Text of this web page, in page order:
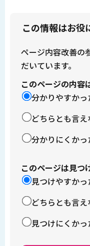
この情報はお役
ページ内容改善の
だいています。
このページの内容
分かりやすかっ
どちらとも言え
分かりにくかっ
このページは見つ
見つけやすかっ
どちらとも言え
見つけにくかっ